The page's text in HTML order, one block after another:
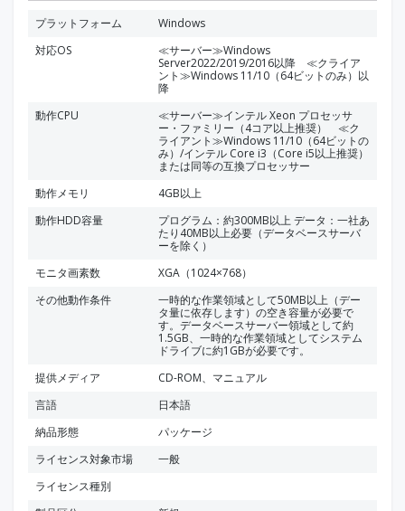
プラットフォーム
Windows
対応OS
≪サーバー≫Windows
Server2022/2019/2016以降 ≪クライア
ント≫Windows 11/10（64ビットのみ）以
降
動作CPU
≪サーバー≫インテル Xeon プロセッサ
ー・ファミリー（4コア以上推奨） ≪ク
ライアント≫Windows 11/10（64ビットの
み）/インテル Core i3（Core i5以上推奨）
または同等の互換プロセッサー
動作メモリ
4GB以上
動作HDD容量
プログラム：約300MB以上 データ：一社あ
たり40MB以上必要（データベースサーバ
ーを除く）
モニタ画素数
XGA（1024×768）
その他動作条件
一時的な作業領域として50MB以上（デー
タ量に依存します）の空き容量が必要で
す。データベースサーバー領域として約
1.5GB、一時的な作業領域としてシステム
ドライブに約1GBが必要です。
提供メディア
CD-ROM、マニュアル
言語
日本語
納品形態
パッケージ
ライセンス対象市場
一般
ライセンス種別